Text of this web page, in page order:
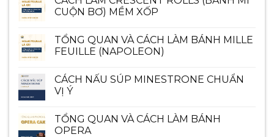
CUỘN BƠ) MỀM XỐP
TỔNG QUAN VÀ CÁCH LÀM BÁNH MILLE
FEUILLE (NAPOLEON)
CÁCH NẤU SÚP MINESTRONE CHUẨN
VỊ Ý
TỔNG QUAN VÀ CÁCH LÀM BÁNH
OPERA